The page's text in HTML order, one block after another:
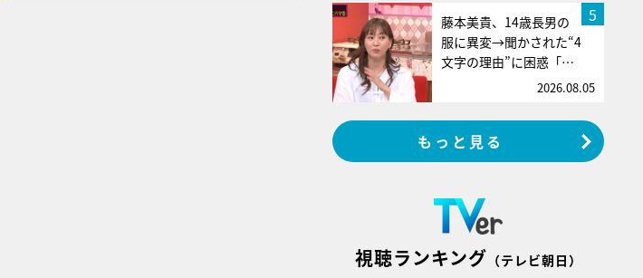
5
藤本美貴、14歳長男の
服に異変→聞かされた“4
文字の理由”に困惑「…
2026.08.05
もっと見る
視聴ランキング （テレビ朝日）